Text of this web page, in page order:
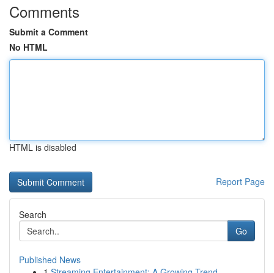
Comments
Submit a Comment
No HTML
HTML is disabled
Report Page
Search
Go
Published News